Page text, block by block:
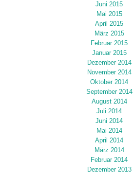
Juni 2015
Mai 2015
April 2015
März 2015
Februar 2015
Januar 2015
Dezember 2014
November 2014
Oktober 2014
September 2014
August 2014
Juli 2014
Juni 2014
Mai 2014
April 2014
März 2014
Februar 2014
Dezember 2013